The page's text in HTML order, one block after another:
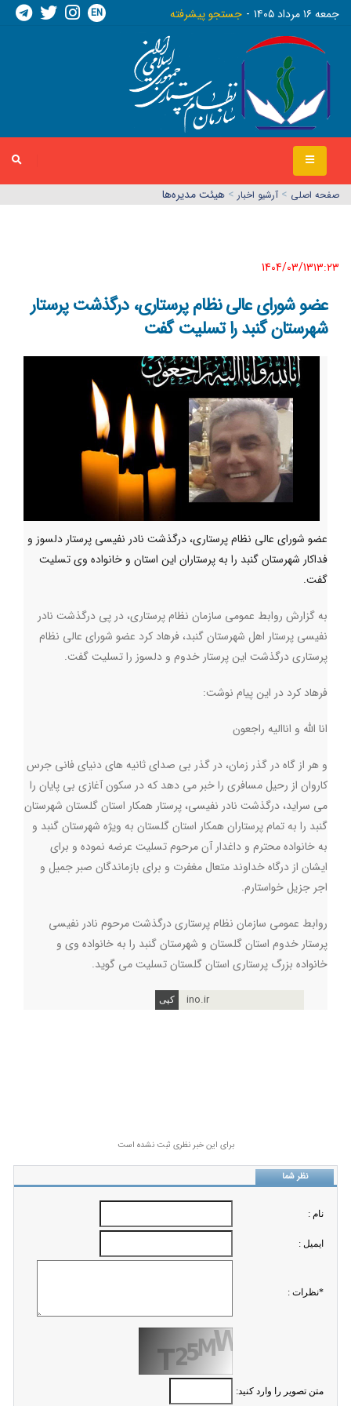
جمعه ١٦ مرداد ١٤٠٥ جستجو پیشرفته EN
صفحه اصلي > آرشیو اخبار > هیئت مدیره‌ها
1404/03/13١٣:٢٣
عضو شورای عالی نظام پرستاری، درگذشت پرستار
شهرستان گنبد را تسلیت گفت
عضو شورای عالی نظام پرستاری، درگذشت نادر نفیسی پرستار دلسوز و
فداکار شهرستان گنبد را به پرستاران این استان و خانواده وی تسلیت
گفت.
به گزارش روابط عمومی سازمان نظام پرستاری، در پی درگذشت نادر
نفیسی پرستار اهل شهرستان گنبد، فرهاد کرد عضو شورای عالی نظام
پرستاری درگذشت این پرستار خدوم و دلسوز را تسلیت گفت.
فرهاد کرد در این پیام نوشت:
انا الله و اناالیه راجعون
و هر از گاه در گذر زمان، در گذر بی صدای ثانیه های دنیای فانی جرس
کاروان از رحیل مسافری را خبر می دهد که در سکون آغازی بی پایان را
می سراید، درگذشت نادر نفیسی، پرستار همکار استان گلستان شهرستان
گنبد را به تمام پرستاران همکار استان گلستان به ویژه شهرستان گنبد و
به خانواده محترم و داغدار آن مرحوم تسلیت عرضه نموده و برای
ایشان از درگاه خداوند متعال مغفرت و برای بازماندگان صبر جمیل و
اجر جزیل خواستارم.
روابط عمومی سازمان نظام پرستاری درگذشت مرحوم نادر نفیسی
پرستار خدوم استان گلستان و شهرستان گنبد را به خانواده وی و
خانواده بزرگ پرستاری استان گلستان تسلیت می گوید.
ino.ir
برای این خبر نظری ثبت نشده است
نظر شما
نام :
ايميل :
*نظرات :
متن تصویر را وارد کنید: